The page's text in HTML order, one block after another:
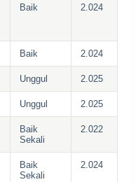
Baik 2.024
Baik 2.024
Unggul 2.025
Unggul 2.025
Baik
Sekali
2.022
Baik
Sekali
2.024